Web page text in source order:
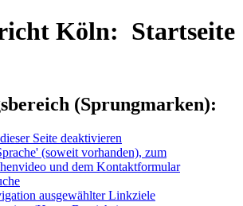
Köln: Startseite
(Sprungmarken):
Seite deaktivieren
(soweit vorhanden), zum
und dem Kontaktformular
ausgewählter Linkziele